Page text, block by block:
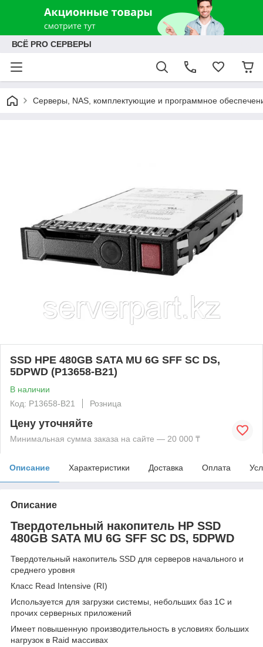
ВСЁ PRO СЕРВЕРЫ
Серверы, NAS, комплектующие и программное
SSD HPE 480GB SATA MU 6G SFF SC DS,
5DPWD (P13658-B21)
В наличии
Код: P13658-B21
Розница
Цену уточняйте
Минимальная сумма заказа на сайте — 20 000 ₸
Описание Характеристики Доставка Оплата
Описание
Твердотельный накопитель HP SSD
480GB SATA MU 6G SFF SC DS, 5DPWD
Твердотельный накопитель SSD для серверов начального и
среднего уровня
Класс Read Intensive (RI)
Используется для загрузки системы, небольших баз 1С и
прочих серверных приложений
Имеет повышенную производительность в условиях больших
нагрузок в Raid массивах